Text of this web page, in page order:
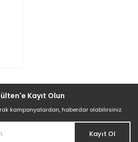
Kayıt Olun
kampanyalardan, haberdar olabilirsiniz.
Kayıt Ol